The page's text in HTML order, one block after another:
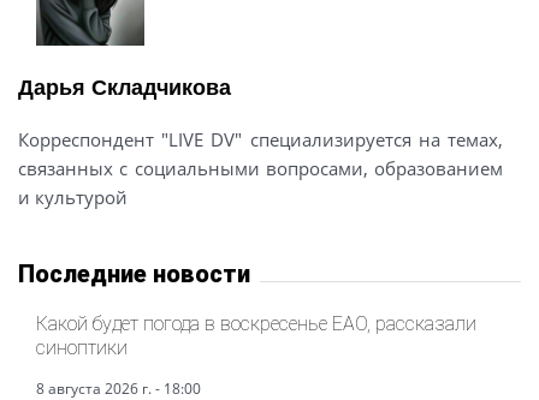
Дарья Складчикова
Корреспондент "LIVE DV" специализируется на темах,
связанных с социальными вопросами, образованием
и культурой
Последние новости
Какой будет погода в воскресенье ЕАО, рассказали
синоптики
8 августа 2026 г. - 18:00